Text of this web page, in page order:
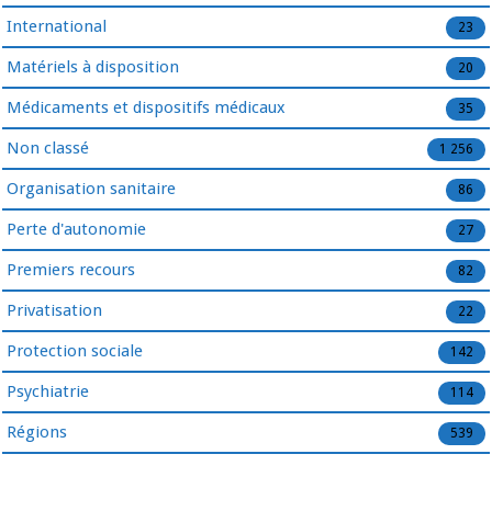
International 23
Matériels à disposition 20
Médicaments et dispositifs médicaux 35
Non classé 1 256
Organisation sanitaire 86
Perte d'autonomie 27
Premiers recours 82
Privatisation 22
Protection sociale 142
Psychiatrie 114
Régions 539